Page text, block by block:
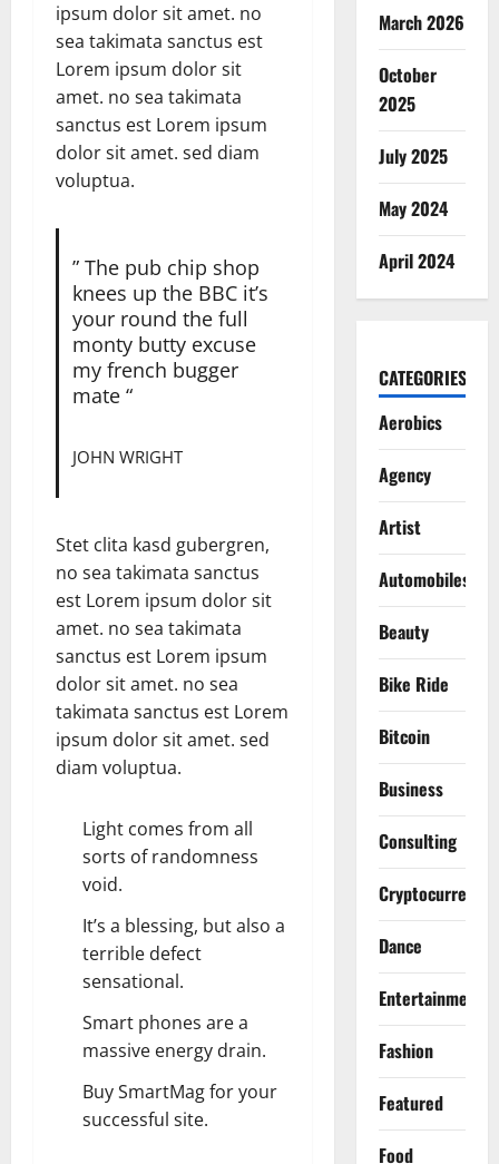
ipsum dolor sit amet. no
sea takimata sanctus est
Lorem ipsum dolor sit
amet. no sea takimata
sanctus est Lorem ipsum
dolor sit amet. sed diam
voluptua.
” The pub chip shop
knees up the BBC it’s
your round the full
monty butty excuse
my french bugger
mate “
JOHN WRIGHT
Stet clita kasd gubergren,
no sea takimata sanctus
est Lorem ipsum dolor sit
amet. no sea takimata
sanctus est Lorem ipsum
dolor sit amet. no sea
takimata sanctus est Lorem
ipsum dolor sit amet. sed
diam voluptua.
Light comes from all
sorts of randomness
void.
It’s a blessing, but also a
terrible defect
sensational.
Smart phones are a
massive energy drain.
Buy SmartMag for your
successful site.
March 2026
October
2025
July 2025
May 2024
April 2024
CATEGORIES
Aerobics
Agency
Artist
Automobiles
Beauty
Bike Ride
Bitcoin
Business
Consulting
Cryptocurrency
Dance
Entertainment
Fashion
Featured
Food